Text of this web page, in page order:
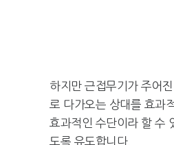
하지만 근접무기가 주어
로 다가오는 상대를 효과
효과적인 수단이라 할 수
도록 유도합니다.